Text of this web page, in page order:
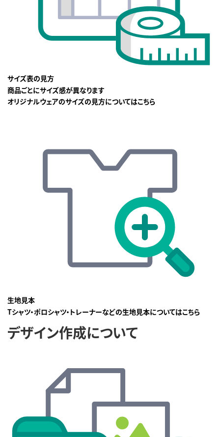
サイズ表の見方
商品ごとにサイズ感が異なります
オリジナルウェアのサイズの見方についてはこちら
生地見本
Tシャツ・ポロシャツ・トレーナーなどの生地見本についてはこちら
デザイン作成について